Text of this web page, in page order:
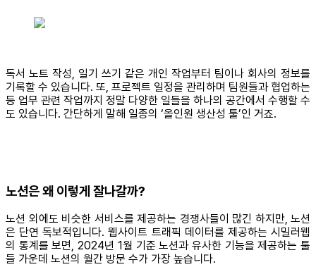
독서 노트 작성, 일기 쓰기 같은 개인 작업부터 팀이나 회사의 정보를
기록할 수 있습니다. 또, 프로젝트 일정을 관리하며 팀원들과 협업하는
등 업무 관련 작업까지 정말 다양한 일들을 하나의 공간에서 수행할 수
도 있습니다. 간단하게 말해 일종의 ‘올인원 생산성 툴’인 거죠.
노션은 왜 이렇게 잘나갈까?
노션 외에도 비슷한 서비스를 제공하는 경쟁사들이 많긴 하지만, 노션
은 단연 독보적입니다. 웹사이트 트래픽 데이터를 제공하는 시밀러웹
의 통계를 보면, 2024년 1월 기준 노션과 유사한 기능을 제공하는 툴
들 가운데 노션의 월간 방문 수가 가장 높습니다.